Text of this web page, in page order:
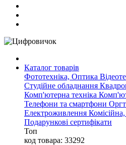
Каталог товарів
Фототехніка, Оптика
Студійне обладнання
Комп'ютерна техніка
Телефони та смартфони
Електроживлення
Подарункові сертифікати
Топ
код товара: 33292